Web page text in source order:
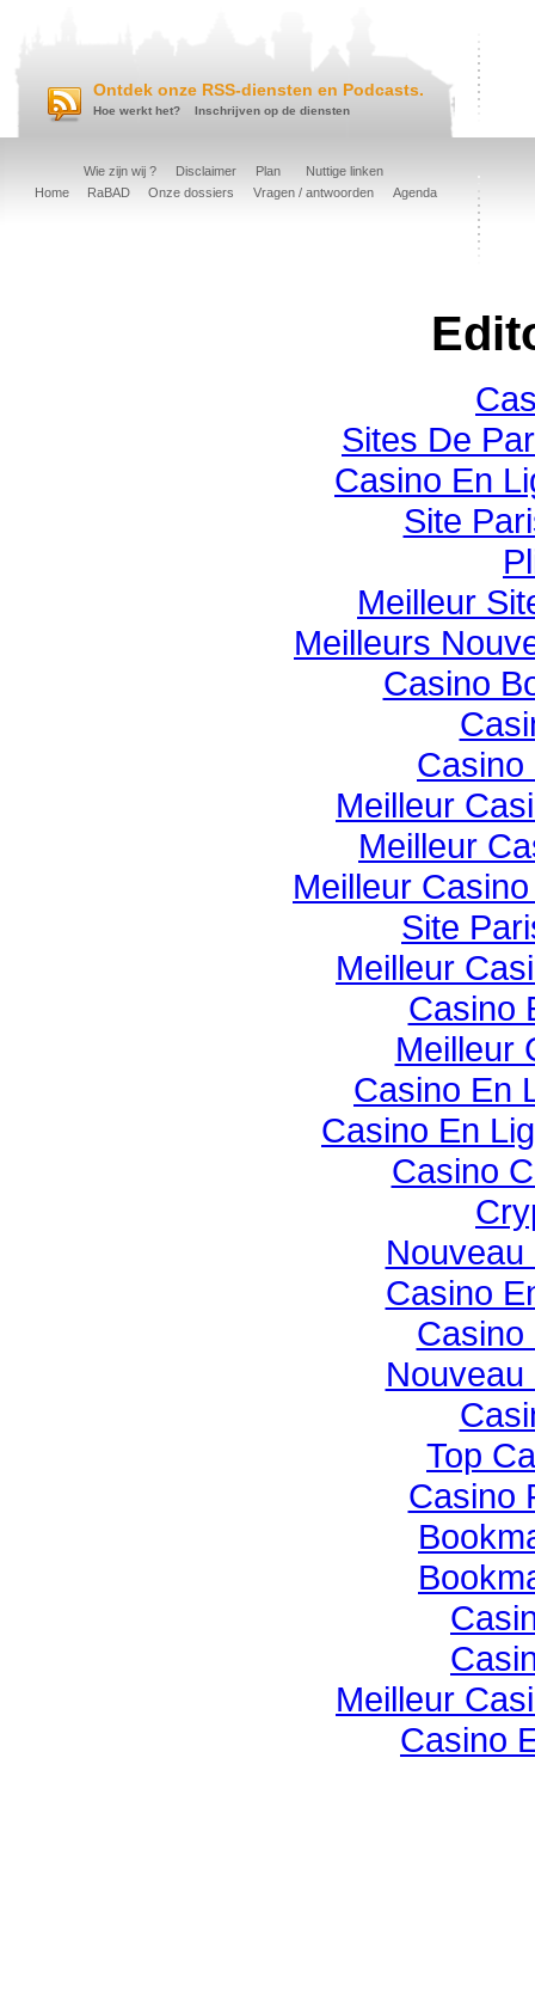
Ontdek onze RSS-diensten en Podcasts.
Hoe werkt het? Inschrijven op de diensten
Wie zijn wij ? Disclaimer Plan
Nuttige linken
Home
RaBAD Onze dossiers Vragen / antwoorden Agenda
Sites De
Casino En
Site
Meilleur
Meilleurs
Casino
Casino
Meilleur
Meilleur
Meilleur
Site
Meilleur
Casino
Meilleur
Casino En
Casino En
Casino
Casino
Casino
Top
Casino
Meilleur
Casino